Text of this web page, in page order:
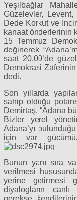
Yeşilbağlar
Güzelevler,
Dede Korkut ve
kanaat önderlerinin
15 Temmuz
değinerek
saat 20.00’de
Demokrasi
dedi.
Son yıllarda
sahip olduğu
Demirtaş, “Adana
Bizler yerel
Adana’yı
için var
Bunun yanı sıra
verilmesi
yerine getirmesi
diyalogların canlı
gerekse